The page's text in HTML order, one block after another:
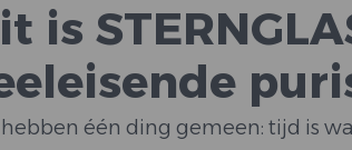
is
één ding gemeen: tijd is